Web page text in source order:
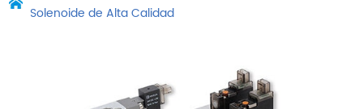
Solenoide de Alta Calidad